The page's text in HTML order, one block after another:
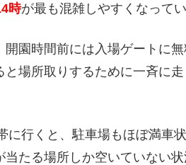
時が最も混雑しやすくなってい
園時間前には入場ゲートに
と場所取りするために一斉に
に行くと、駐車場もほぼ満車
たる場所しか空いていない状